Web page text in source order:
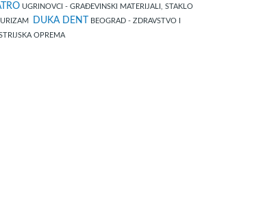
UGRINOVCI - GRAĐEVINSKI MATERIJALI, STAKLO
DUKA DENT
BEOGRAD - ZDRAVSTVO I
OPREMA